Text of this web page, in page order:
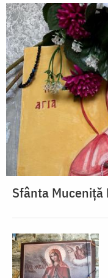
Sfânta Muceniță